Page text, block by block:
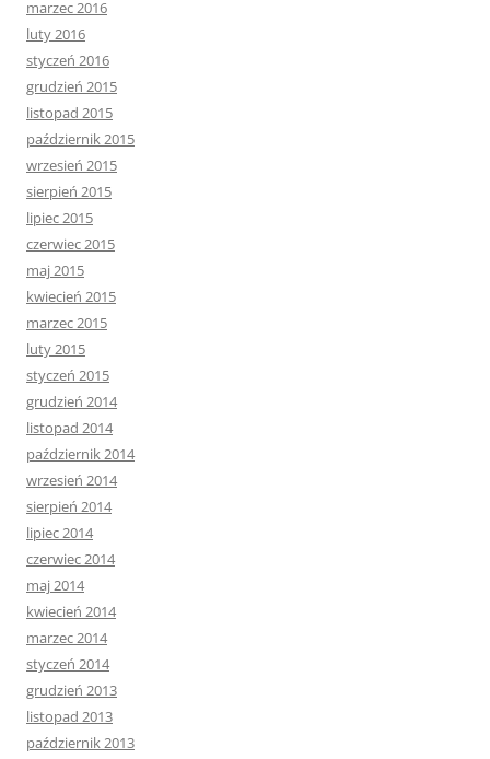
marzec 2016
luty 2016
styczeń 2016
grudzień 2015
listopad 2015
październik 2015
wrzesień 2015
sierpień 2015
lipiec 2015
czerwiec 2015
maj 2015
kwiecień 2015
marzec 2015
luty 2015
styczeń 2015
grudzień 2014
listopad 2014
październik 2014
wrzesień 2014
sierpień 2014
lipiec 2014
czerwiec 2014
maj 2014
kwiecień 2014
marzec 2014
styczeń 2014
grudzień 2013
listopad 2013
październik 2013